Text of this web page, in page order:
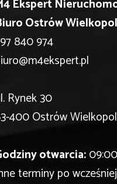
Ekspert
Ostrów
840 974
Rynek 30
400 Ostrów
otwarcia:
terminy po